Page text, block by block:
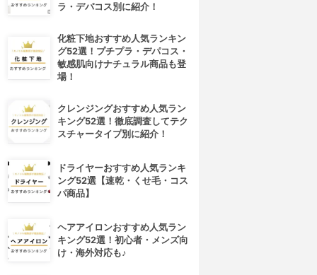
ラ・デパコス別に紹介！
化粧下地おすすめ人気ランキン
グ52選！プチプラ・デパコス・
敏感肌向けナチュラル商品も登
場！
クレンジングおすすめ人気ラン
キング52選！徹底調査してテク
スチャータイプ別に紹介！
ドライヤーおすすめ人気ランキ
ング52選【速乾・くせ毛・コス
パ商品】
ヘアアイロンおすすめ人気ラン
キング52選！初心者・メンズ向
け・海外対応も♪